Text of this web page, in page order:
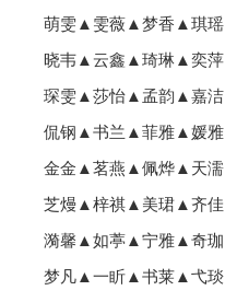
萌雯▲雯薇▲梦香▲琪瑶
晓韦▲云鑫▲琦琳▲奕萍
琛雯▲莎怡▲孟韵▲嘉洁
侃钢▲书兰▲菲雅▲媛雅
金金▲茗燕▲佩烨▲天濡
芝熳▲梓祺▲美珺▲齐佳
漪馨▲如葶▲宁雅▲奇珈
梦凡▲一盺▲书莱▲弋琰